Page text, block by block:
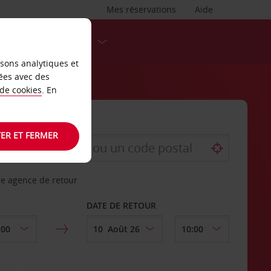
Aide
Mes réservations
agence de retour
DATE DE RETOUR
analytiques et
avec des
cookies. En
ET FERMER